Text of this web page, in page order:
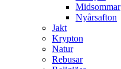
Midsommar
Nyårsafton
Jakt
Krypton
Natur
Rebusar